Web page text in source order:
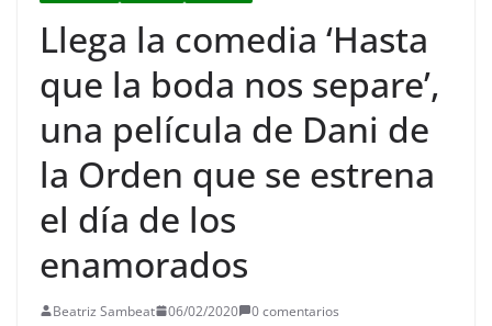
Llega la comedia ‘Hasta
que la boda nos separe’,
una película de Dani de
la Orden que se estrena
el día de los
enamorados
Beatriz Sambeat 06/02/2020 0 comentarios